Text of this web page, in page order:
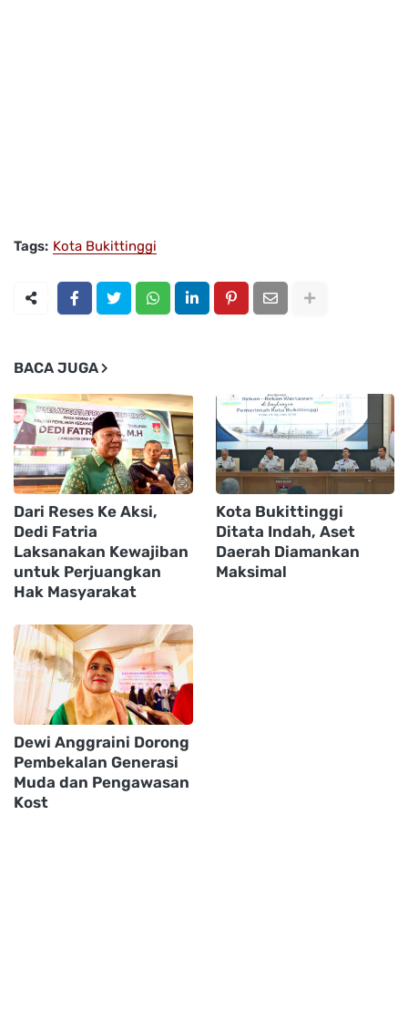
Tags: Kota Bukittinggi
BACA JUGA
Dari Reses Ke Aksi,
Dedi Fatria
Laksanakan Kewajiban
untuk Perjuangkan
Hak Masyarakat
Kota Bukittinggi
Ditata Indah, Aset
Daerah Diamankan
Maksimal
Dewi Anggraini Dorong
Pembekalan Generasi
Muda dan Pengawasan
Kost